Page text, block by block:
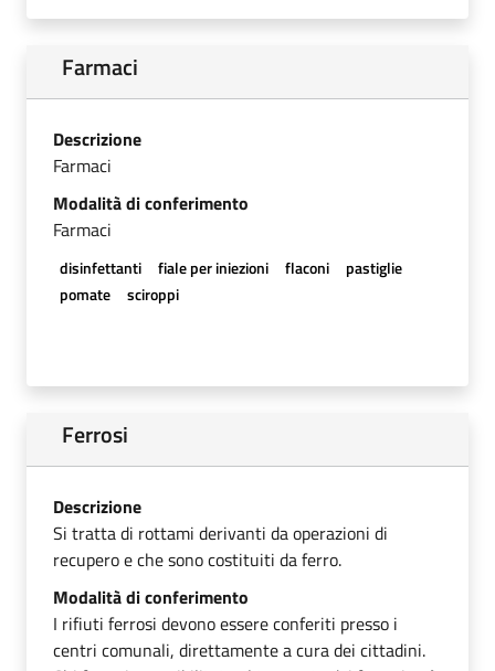
Farmaci
Descrizione
Farmaci
Modalità di conferimento
Farmaci
disinfettanti fiale per iniezioni flaconi
pastiglie
pomate
sciroppi
Ferrosi
Descrizione
Si tratta di rottami derivanti da operazioni di
recupero e che sono costituiti da ferro.
Modalità di conferimento
I rifiuti ferrosi devono essere conferiti presso i
centri comunali, direttamente a cura dei cittadini.